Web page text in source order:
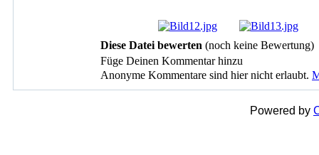
Diese Datei bewerten (noch keine Bewertung)
Füge Deinen Kommentar hinzu
Anonyme Kommentare sind hier nicht erlaubt.
Powered by